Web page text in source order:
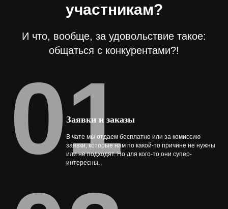
участникам?
И что, вообще, за удовольствие такое:
общаться с конкурентами?!
Заявки и заказы
В чате мы отдаем бесплатно или за комиссию
заявки, которые нам по какой-то причине не нужны
или не подходят. Но для кого-то они супер-
интересны.
01